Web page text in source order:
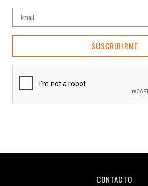
SUSCRIBIRME
CONTACTO